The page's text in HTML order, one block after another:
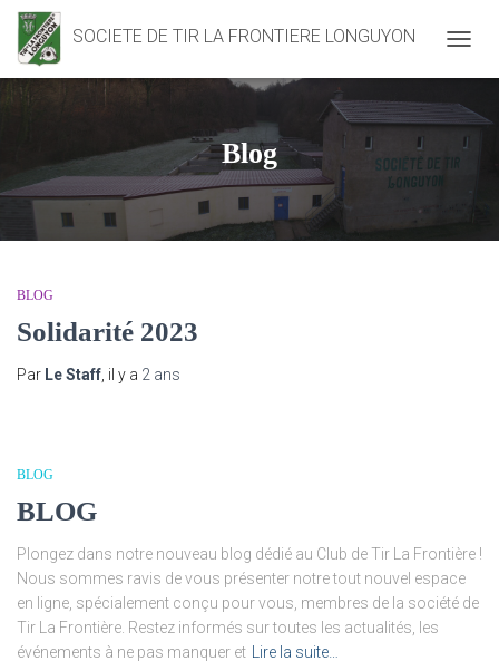
SOCIETE DE TIR LA FRONTIERE LONGUYON
LA
Blog
BLOG
Solidarité 2023
Par Le Staff , il y a 2 ans
BLOG
BLOG
Plongez dans notre nouveau blog dédié au Club de Tir La Frontière !
Nous sommes ravis de vous présenter notre tout nouvel espace
en ligne, spécialement conçu pour vous, membres de la société de
Tir La Frontière. Restez informés sur toutes les actualités, les
événements à ne pas manquer et
Lire la suite…